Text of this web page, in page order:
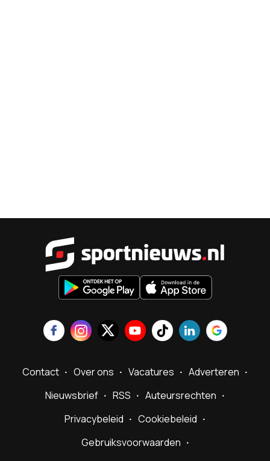
Contact Over ons Vacatures
Adverteren
Nieuwsbrief
RSS
Auteursrechten
Privacybeleid
Cookiebeleid
Gebruiksvoorwaarden